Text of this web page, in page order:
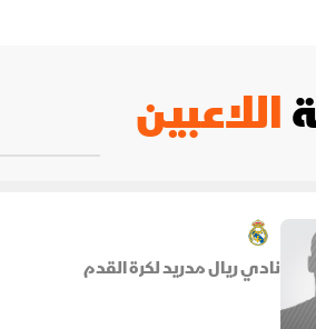
اللاعبين
نادي ريال مدريد لكرة القدم